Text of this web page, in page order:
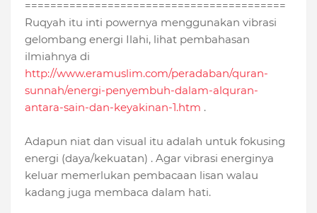
=========================================
Ruqyah itu inti powernya menggunakan vibrasi
gelombang energi Ilahi, lihat pembahasan
ilmiahnya di
http://www.eramuslim.com/peradaban/quran-
sunnah/energi-penyembuh-dalam-alquran-
antara-sain-dan-keyakinan-1.htm .
Adapun niat dan visual itu adalah untuk fokusing
energi (daya/kekuatan) . Agar vibrasi energinya
keluar memerlukan pembacaan lisan walau
kadang juga membaca dalam hati.